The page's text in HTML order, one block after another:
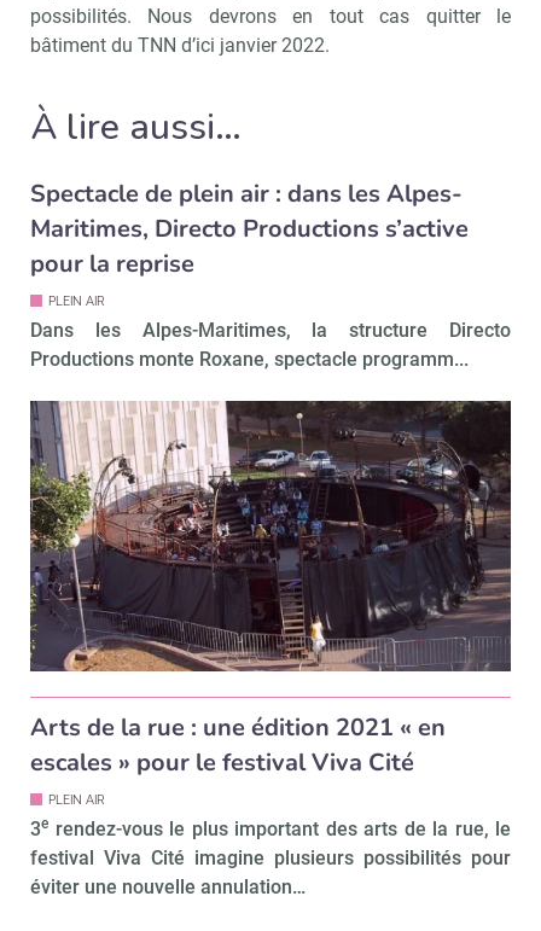
possibilités. Nous devrons en tout cas quitter le
bâtiment du TNN d’ici janvier 2022.
À lire aussi…
Spectacle de plein air : dans les Alpes-
Maritimes, Directo Productions s’active
pour la reprise
PLEIN AIR
Dans les Alpes-Maritimes, la structure Directo
Productions monte Roxane, spectacle programm...
Arts de la rue : une édition 2021 « en
escales » pour le festival Viva Cité
PLEIN AIR
3e rendez-vous le plus important des arts de la rue, le
festival Viva Cité imagine plusieurs possibilités pour
éviter une nouvelle annulation…